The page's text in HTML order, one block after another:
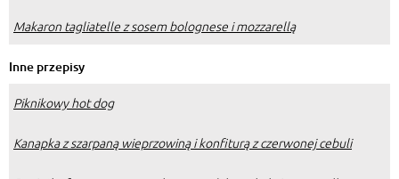
Makaron tagliatelle z sosem bolognese i mozzarellą
Inne przepisy
Piknikowy hot dog
Kanapka z szarpaną wieprzowiną i konfiturą z czerwonej cebuli